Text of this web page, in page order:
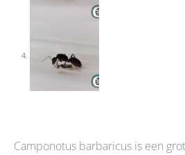
Camponotus barbaricus is een